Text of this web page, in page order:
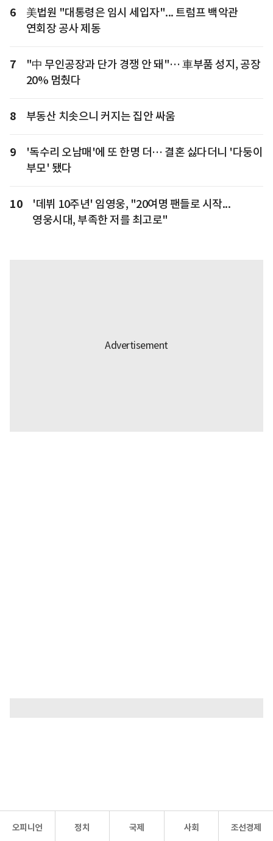
6
美법원 "대통령은 임시 세입자"... 트럼프 백악관
연회장 공사 제동
7
"中 무인공장과 단가 경쟁 안 돼"… 車부품 성지, 공장
20% 멈췄다
8 부동산 치솟으니 커지는 집안 싸움
9
'독수리 오남매'에 또 한명 더… 결혼 싫다더니 '다둥이
부모' 됐다
10
'데뷔 10주년' 임영웅, "20여명 팬들로 시작...
영웅시대, 부족한 저를 최고로"
오피니언 정치 국제 사회 조선경제